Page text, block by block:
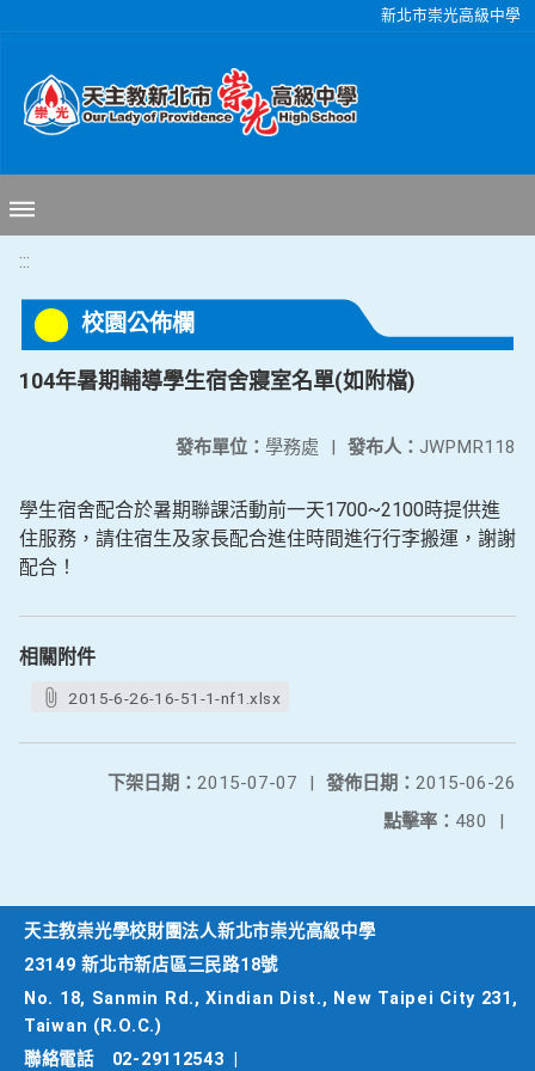
新北市崇光高級中學
:::
校園公佈欄
104年暑期輔導學生宿舍寢室名單(如附檔)
發布人： JWPMR118
發布單位： 學務處 |
學生宿舍配合於暑期聯課活動前一天1700~2100時提供進
住服務，請住宿生及家長配合進住時間進行行李搬運，謝謝
配合！
相關附件
2015-6-26-16-51-1-nf1.xlsx
發佈日期： 2015-06-26
下架日期： 2015-07-07
|
點擊率： 480 |
天主教崇光學校財團法人新北市崇光高級中學
23149 新北市新店區三民路18號
No. 18, Sanmin Rd., Xindian Dist., New Taipei City 231,
Taiwan (R.O.C.)
聯絡電話
02-29112543